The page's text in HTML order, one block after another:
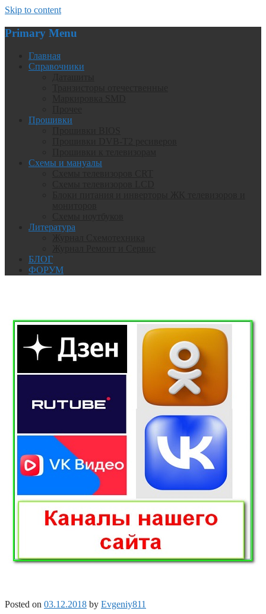
Skip to content
Primary Menu
Главная
Справочники
Прошивки
Схемы и мануалы
Литература
БЛОГ
ФОРУМ
Posted on 03.12.2018 by Evgeniy811